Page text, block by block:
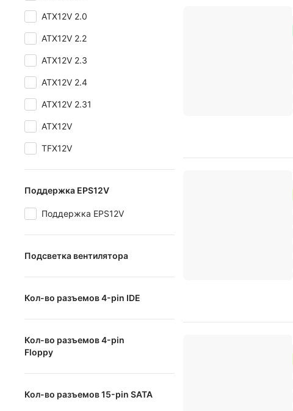
ATX12V 2.0
ATX12V 2.2
ATX12V 2.3
ATX12V 2.4
ATX12V 2.31
ATX12V
TFX12V
Поддержка EPS12V
Поддержка EPS12V
Подсветка вентилятора
красная
голубая
белая
Кол-во разъемов 4-pin IDE
Кол-во разъемов 4-pin
Floppy
Кол-во разъемов 15-pin SATA